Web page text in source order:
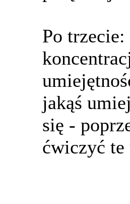
Po
jakąś
się -
ćwiczyć